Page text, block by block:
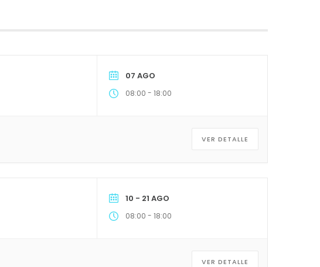
07 AGO
08:00 - 18:00
VER DETALLE
10 - 21 AGO
08:00 - 18:00
VER DETALLE